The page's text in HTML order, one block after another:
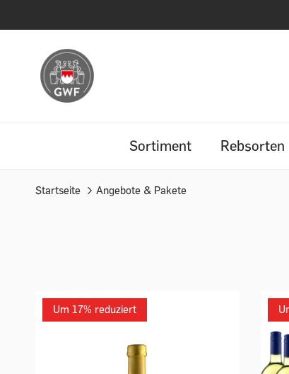
Sortiment Rebsorten
Startseite Angebote & Pakete
Um 17% reduziert